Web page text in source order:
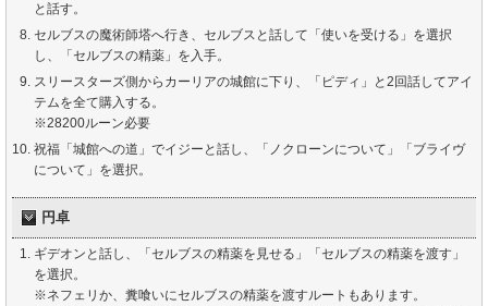
と話す。
セルブスの魔術師塔へ行き、セルブスと話して「使いを受ける」を選択
し、「セルブスの精薬」を入手。
スリースターズ側からカーリアの城館に下り、「ピディ」と2回話してアイ
テムを全て購入する。
※28200ルーン必要
祝福「城館への道」でイジーと話し、「ノクローンについて」「ブライヴ
について」を選択。
円卓
ギデオンと話し、「セルブスの精薬を見せる」「セルブスの精薬を渡す」
を選択。
※ネフェリか、糞喰いにセルブスの精薬を渡すルートもあります。